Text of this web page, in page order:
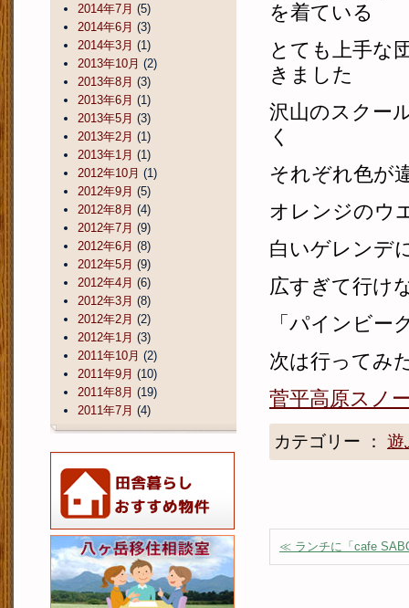
を着ている
とても上手な
きました
沢山のスクー
く
それぞれ色が
オレンジのウ
白いゲレンデ
広すぎて行け
「パインビー
次は行ってみ
菅平高原スノ
カテゴリー ： 遊
≪ ランチに「cafe
2014年7月 (5)
2014年6月 (3)
2014年3月 (1)
2013年10月 (2)
2013年8月 (3)
2013年6月 (1)
2013年5月 (3)
2013年2月 (1)
2013年1月 (1)
2012年10月 (1)
2012年9月 (5)
2012年8月 (4)
2012年7月 (9)
2012年6月 (8)
2012年5月 (9)
2012年4月 (6)
2012年3月 (8)
2012年2月 (2)
2012年1月 (3)
2011年10月 (2)
2011年9月 (10)
2011年8月 (19)
2011年7月 (4)